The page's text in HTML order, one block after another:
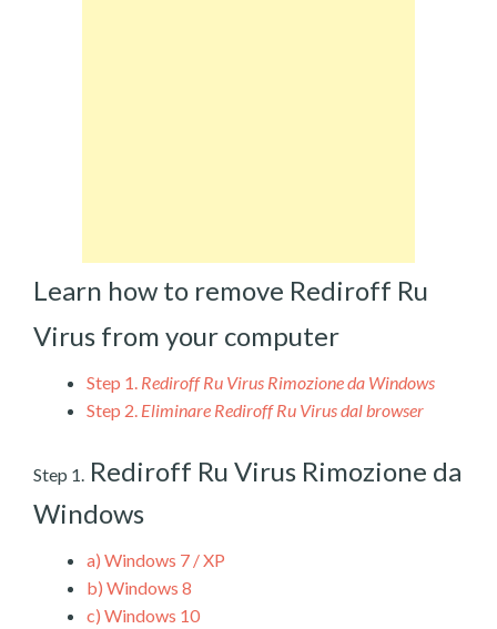
Learn how to remove Rediroff Ru
Virus from your computer
Step 1. Rediroff Ru Virus Rimozione da Windows
Step 2. Eliminare Rediroff Ru Virus dal browser
Step 1. Rediroff Ru Virus Rimozione da
Windows
a) Windows 7 / XP
b) Windows 8
c) Windows 10